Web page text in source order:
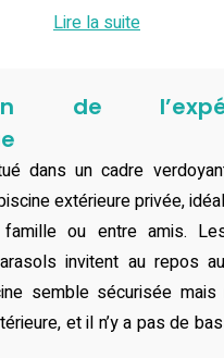
unique.
: maisons de 1 à 3
avec lits doubles
avec canapé-lit, cuisine
four, micro-ondes,
de bains privative et
gratuite, le parking privé,
fumeurs ainsi que le
garantissent un séjour
modernes et l’ambiance
Lire la suite
de
dans un cadre
extérieure privée,
ou entre amis.
invitent au repos
semble sécurisée mais
et il n’y a pas de